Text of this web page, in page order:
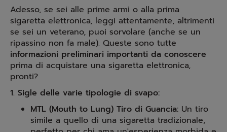
Adesso, se sei alle prime armi o alla prima
sigaretta elettronica, leggi attentamente, altrimenti
se sei un veterano, puoi sorvolare (anche se un
ripassino non fa male). Queste sono tutte
informazioni preliminari importanti da conoscere
prima di acquistare una sigaretta elettronica,
pronti?
1. Sigle delle varie tipologie di svapo:
MTL (Mouth to Lung) Tiro di Guancia: Un tiro
simile a quello di una sigaretta tradizionale,